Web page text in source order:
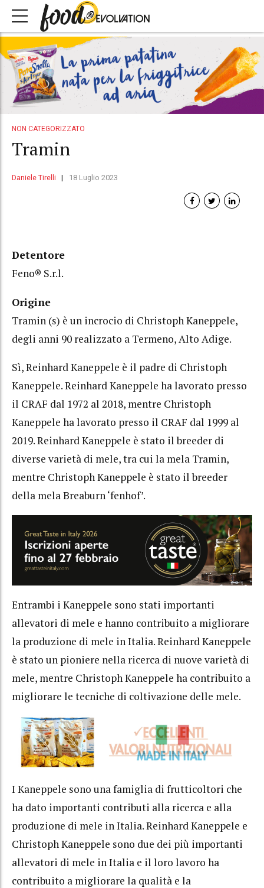
NON CATEGORIZZATO
Tramin
Daniele Tirelli 18 Luglio 2023
Detentore
Feno® S.r.l.
Origine
Tramin (s) è un incrocio di Christoph Kaneppele,
degli anni 90 realizzato a Termeno, Alto Adige.
Sì, Reinhard Kaneppele è il padre di Christoph
Kaneppele. Reinhard Kaneppele ha lavorato presso
il CRAF dal 1972 al 2018, mentre Christoph
Kaneppele ha lavorato presso il CRAF dal 1999 al
2019. Reinhard Kaneppele è stato il breeder di
diverse varietà di mele, tra cui la mela Tramin,
mentre Christoph Kaneppele è stato il breeder
della mela Breaburn ‘fenhof’.
Entrambi i Kaneppele sono stati importanti
allevatori di mele e hanno contribuito a migliorare
la produzione di mele in Italia. Reinhard Kaneppele
è stato un pioniere nella ricerca di nuove varietà di
mele, mentre Christoph Kaneppele ha contribuito a
migliorare le tecniche di coltivazione delle mele.
I Kaneppele sono una famiglia di frutticoltori che
ha dato importanti contributi alla ricerca e alla
produzione di mele in Italia. Reinhard Kaneppele e
Christoph Kaneppele sono due dei più importanti
allevatori di mele in Italia e il loro lavoro ha
contribuito a migliorare la qualità e la